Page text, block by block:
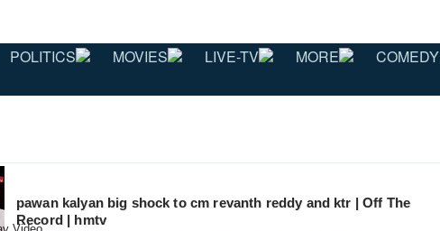
POLITICS MOVIES LIVE-TV MORE COMEDY
pawan kalyan big shock to cm revanth reddy and ktr | Off The
Record | hmtv